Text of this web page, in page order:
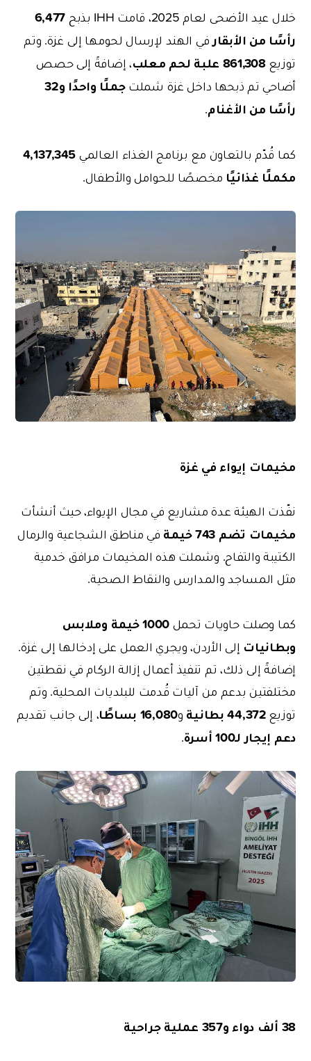
خلال عيد الأضحى لعام 2025، قامت IHH بذبح
6,477
رأسًا من الأبقار في الهند لإرسال لحومها إلى غزة. وتم
توزيع861,308 علبة لحم معلب
، إضافةً إلى حصص
أضاحي تم ذبحها داخل غزة شملت
جملًا واحدًا و32
رأسًا من الأغنام.
كما قُدّم بالتعاون مع برنامج الغذاء العالمي 4,137,345
مكملًا غذائيًا مخصصًا للحوامل والأطفال.
مخيمات إيواء في غزة
نفّذت الهيئة عدة مشاريع في مجال الإيواء، حيث أنشأت
مخيمات تضم 743 خيمة
في مناطق الشجاعية والرمال
الكتيبة والتفاح. وشملت هذه المخيمات مرافق خدمية
مثل المساجد والمدارس والنقاط الصحية.
كما وصلت حاويات تحمل
1000 خيمة وملابس
وبطانيات إلى الأردن، ويجري العمل على إدخالها إلى غزة.
إضافةً إلى ذلك، تم تنفيذ أعمال إزالة الركام في نقطتين
مختلفتين بدعم من آليات قُدمت للبلديات المحلية. وتم
توزيع44,372 بطانية و16,080 بساطًا ، إلى جانب تقديم
دعم إيجار لـ100 أسرة .
38 ألف دواء و357 عملية جراحية